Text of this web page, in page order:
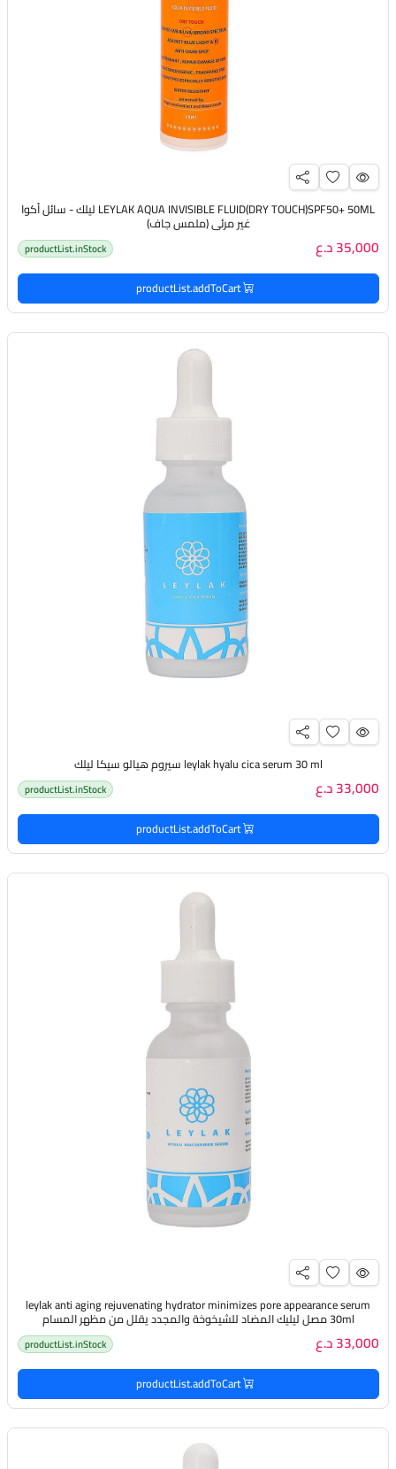
LEYLAK AQUA INVISIBLE FLUID(DRY TOUCH)SPF50+ 50ML ليلك - سائل أكوا
غير مرئي (ملمس جاف)
35,000 د.ع productList.inStock
productList.addToCart
leylak hyalu cica serum 30 ml سيروم هيالو سيكا ليلك
33,000 د.ع productList.inStock
productList.addToCart
leylak anti aging rejuvenating hydrator minimizes pore appearance serum
30ml مصل ليليك المضاد للشيخوخة والمجدد يقلل من مظهر المسام
33,000 د.ع productList.inStock
productList.addToCart